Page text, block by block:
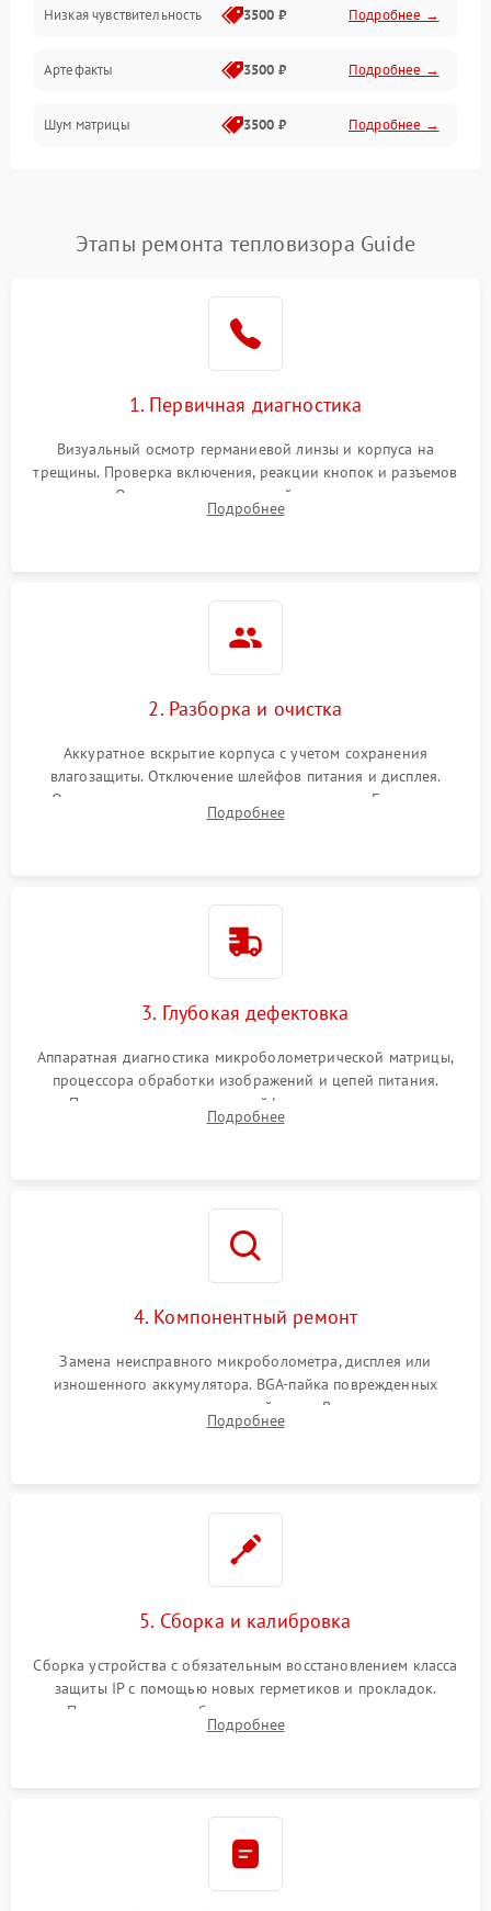
Измерения
Матрица
Проблемы питания
Сбои коммуникаций и интерфейсов
Экран (дисплей)
Низкая чувствительность 3500 ₽ Подробнее →
Артефакты 3500 ₽ Подробнее →
Шум матрицы 3500 ₽ Подробнее →
Этапы ремонта тепловизора Guide
1. Первичная диагностика
Визуальный осмотр германиевой линзы и корпуса на
трещины. Проверка включения, реакции кнопок и разъемов
зарядки. Оценка вывода тепловой сигнатуры на экран,
проверка базовых функций и считывание системных
Подробнее
2. Разборка и очистка
Аккуратное вскрытие корпуса с учетом сохранения
влагозащиты. Отключение шлейфов питания и дисплея.
Очистка внутренних плат от окислов и пыли. Бережная
обработка германиевого объектива специализированными
Подробнее
3. Глубокая дефектовка
Аппаратная диагностика микроболометрической матрицы,
процессора обработки изображений и цепей питания.
Проверка целостности шлейфов, модуля памяти и
интерфейсов связи. Выявление сгоревших SMD-компонентов
Подробнее
4. Компонентный ремонт
Замена неисправного микроболометра, дисплея или
изношенного аккумулятора. BGA-пайка поврежденных
контроллеров на материнской плате. Восстановление
разъемов и кнопок, замена поврежденных элементов
Подробнее
5. Сборка и калибровка
Сборка устройства с обязательным восстановлением класса
защиты IP с помощью новых герметиков и прокладок.
Программная калибровка матрицы по эталонному
абсолютно черному телу для точного измерения температур.
Подробнее